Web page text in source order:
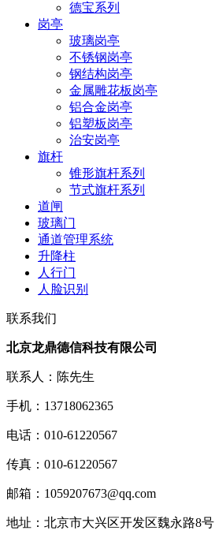
德宝系列
岗亭
玻璃岗亭
不锈钢岗亭
钢结构岗亭
金属雕花板岗亭
铝合金岗亭
铝塑板岗亭
治安岗亭
旗杆
锥形旗杆系列
节式旗杆系列
道闸
玻璃门
通道管理系统
升降柱
人行门
人脸识别
联系我们
北京龙鼎德信科技有限公司
联系人：陈先生
手机：13718062365
电话：010-61220567
传真：010-61220567
邮箱：1059207673@qq.com
地址：北京市大兴区开发区魏永路8号